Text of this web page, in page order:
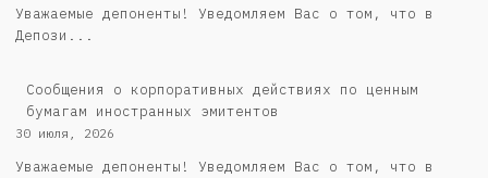
Уважаемые депоненты! Уведомляем Вас о том, что в
Депози...
Сообщения о корпоративных действиях по ценным
бумагам иностранных эмитентов
30 июля, 2026
Уважаемые депоненты! Уведомляем Вас о том, что в